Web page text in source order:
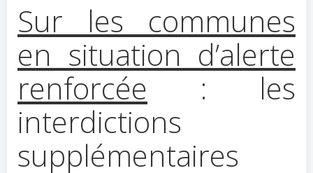
Sur les communes
en situation d’alerte
renforcée : les
interdictions
supplémentaires